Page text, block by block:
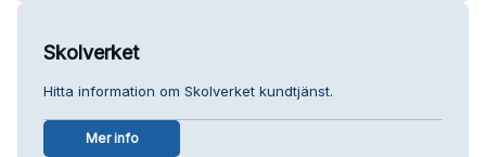
Skolverket
Hitta information om Skolverket kundtjänst.
Mer info